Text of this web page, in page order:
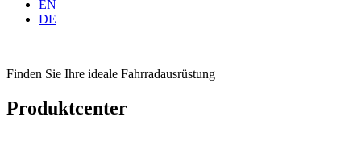
EN
DE
Finden Sie Ihre ideale Fahrradausrüstung
Produktcenter